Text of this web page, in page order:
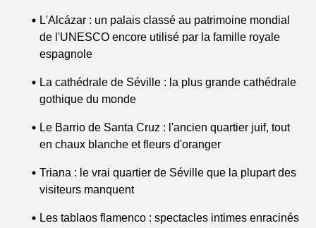
L'Alcázar : un palais classé au patrimoine mondial
de l'UNESCO encore utilisé par la famille royale
espagnole
La cathédrale de Séville : la plus grande cathédrale
gothique du monde
Le Barrio de Santa Cruz : l'ancien quartier juif, tout
en chaux blanche et fleurs d'oranger
Triana : le vrai quartier de Séville que la plupart des
visiteurs manquent
Les tablaos flamenco : spectacles intimes enracinés